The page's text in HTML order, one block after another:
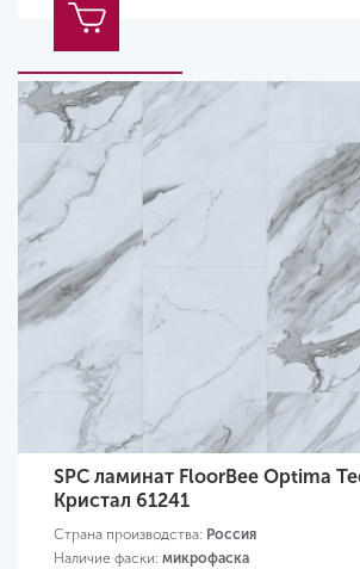
SPC ламинат FloorBee Optima
Кристал 61241
Страна производства: Россия
Наличие фаски: микрофаска